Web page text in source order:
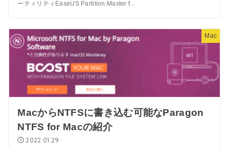
ーティリティEaseUS Partition Master f...
Mac
MacからNTFSに書き込む可能なParagon
NTFS for Macの紹介
2022.01.29